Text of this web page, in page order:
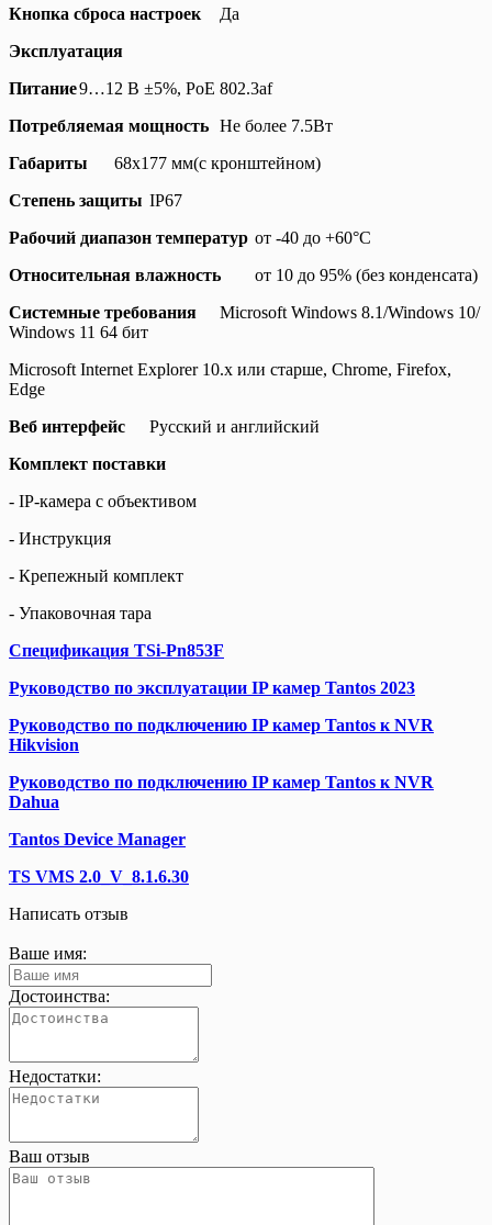
Кнопка сброса настроек
Да
Эксплуатация
Питание9…12 В ±5%, PoE 802.3af
Потребляемая мощность Не более 7.5Вт
Габариты
68х177 мм(с кронштейном)
Степень защиты IP67
Рабочий диапазон температур от -40 до +60°С
Относительная влажность
от 10 до 95% (без конденсата)
Системные требования
Microsoft Windows 8.1/Windows 10/
Windows 11 64 бит
Microsoft Internet Explorer 10.x или старше, Chrome, Firefox,
Edge
Веб интерфейс
Русский и английский
Комплект поставки
- IP-камера с объективом
- Инструкция
- Крепежный комплект
- Упаковочная тара
Спецификация TSi-Pn853F
Руководство по эксплуатации IP камер Tantos 2023
Руководство по подключению IP камер Tantos к NVR
Hikvision
Руководство по подключению IP камер Tantos к NVR
Dahua
Tantos Device Manager
TS VMS 2.0_V_8.1.6.30
Написать отзыв
Ваше имя:
Достоинства:
Недостатки:
Ваш отзыв